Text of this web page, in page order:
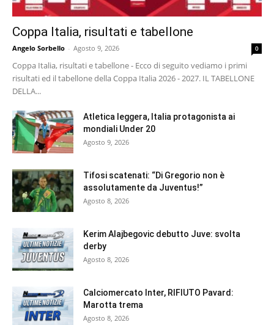
Coppa Italia, risultati e tabellone
Angelo Sorbello - Agosto 9, 2026 0
Coppa Italia, risultati e tabellone - Ecco di seguito vediamo i primi
risultati ed il tabellone della Coppa Italia 2026 - 2027. IL TABELLONE
DELLA...
Atletica leggera, Italia protagonista ai
mondiali Under 20
Agosto 9, 2026
Tifosi scatenati: “Di Gregorio non è
assolutamente da Juventus!”
Agosto 8, 2026
Kerim Alajbegovic debutto Juve: svolta
derby
Agosto 8, 2026
Calciomercato Inter, RIFIUTO Pavard:
Marotta trema
Agosto 8, 2026